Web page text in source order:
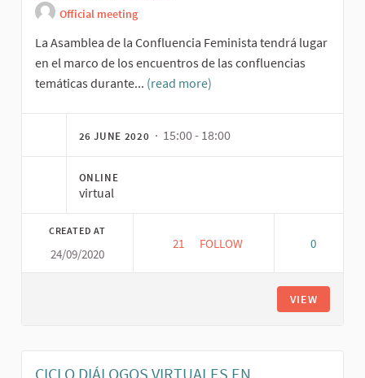
Official meeting
La Asamblea de la Confluencia Feminista tendrá lugar
en el marco de los encuentros de las confluencias
temáticas durante... (read more)
26 JUNE 2020 · 15:00 - 18:00
ONLINE
virtual
CREATED AT
24/09/2020
21 21 FOLLOWERS
FOLLOW 0
VIEW
CICLO DIÁLOGOS VIRTUALES EN